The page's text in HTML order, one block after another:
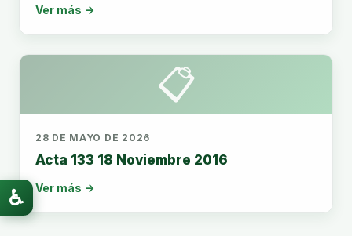
Ver más →
📋
28 DE MAYO DE 2026
Acta 133 18 Noviembre 2016
Ver más →
♿